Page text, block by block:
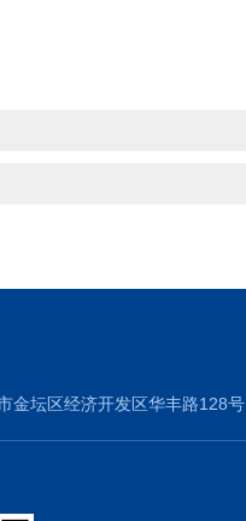
金坛区经济开发区华丰路128号